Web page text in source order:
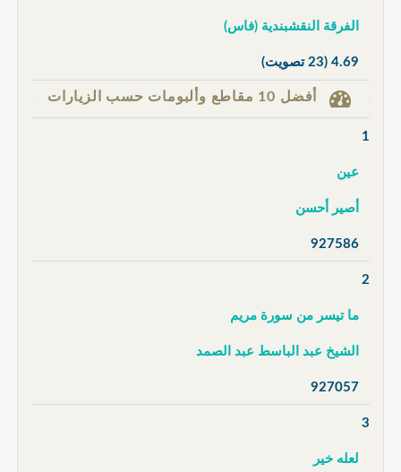
الفرقة النقشبندية (فاس)
4.69 (23 تصويت)
أفضل 10 مقاطع وألبومات حسب الزيارات
1
عين
أصير أحسن
927586
2
ما تيسر من سورة مريم
الشيخ عبد الباسط عبد الصمد
927057
3
لعله خير